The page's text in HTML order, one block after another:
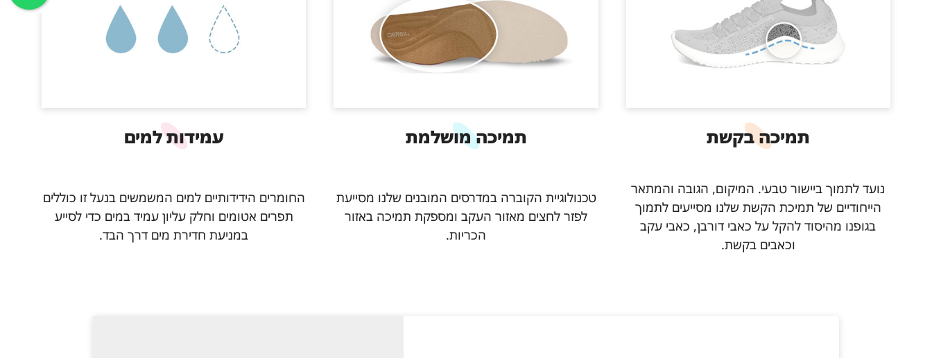
תמיכה בקשת
נועד לתמוך ביישור טבעי. המיקום, הגובה והמתאר
הייחודיים של תמיכת הקשת שלנו מסייעים לתמוך
בגופנו מהיסוד להקל על כאבי דורבן, כאבי עקב
וכאבים בקשת.
תמיכה מושלמת
טכנולוגיית הקוברה במדרסים המובנים שלנו מסייעת
לפזר לחצים מאזור העקב ומספקת תמיכה באזור
הכריות.
עמידות למים
החומרים הידידותיים למים המשמשים בנעל זו כוללים
תפרים אטומים וחלק עליון עמיד במים כדי לסייע
במניעת חדירת מים דרך הבד.